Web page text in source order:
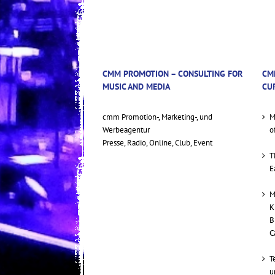
CMM PROMOTION – CONSULTING FOR
MUSIC AND MEDIA
cmm Promotion-, Marketing-, und
Werbeagentur
Presse, Radio, Online, Club, Event